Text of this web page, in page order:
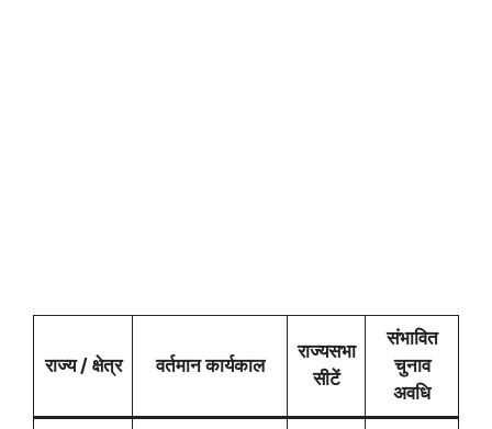
राज्य / क्षेत्र वर्तमान कार्यकाल
राज्यसभा
सीटें
संभावित
चुनाव
अवधि